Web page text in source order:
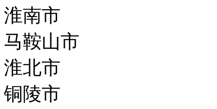
淮南市
马鞍山市
淮北市
铜陵市